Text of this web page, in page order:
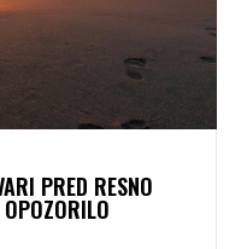
PRED RESNO